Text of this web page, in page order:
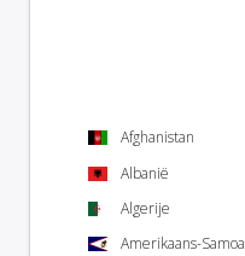
Afghanistan
Albanië
Algerije
Amerikaans-Samoa